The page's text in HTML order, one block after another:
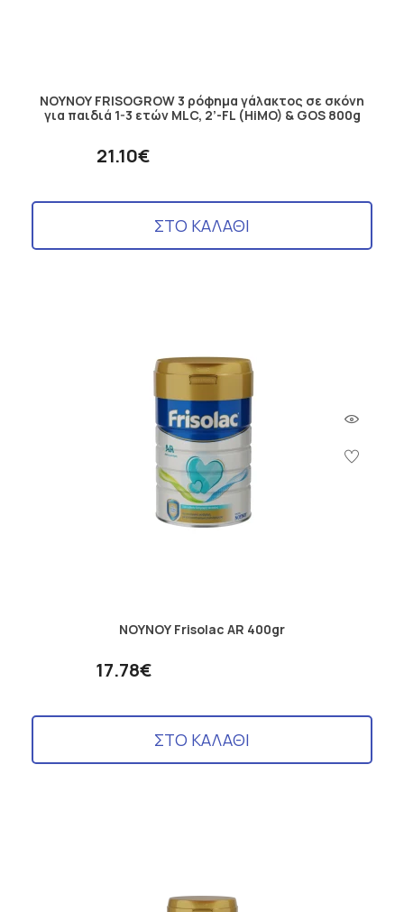
ΝΟΥΝΟΥ FRISOGROW 3 ρόφημα γάλακτος σε σκόνη
για παιδιά 1-3 ετών MLC, 2’-FL (HiMO) & GOS 800g
21.10€
ΣΤΟ ΚΑΛΑΘΙ
ΝΟΥΝΟΥ Frisolac AR 400gr
17.78€
ΣΤΟ ΚΑΛΑΘΙ